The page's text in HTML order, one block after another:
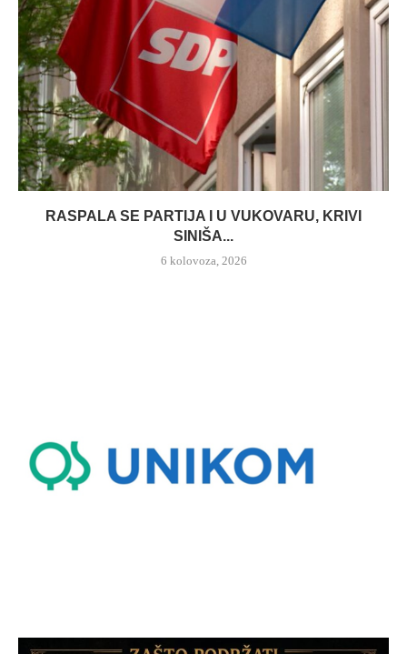
RASPALA SE PARTIJA I U VUKOVARU, KRIVI
SINIŠA...
6 kolovoza, 2026